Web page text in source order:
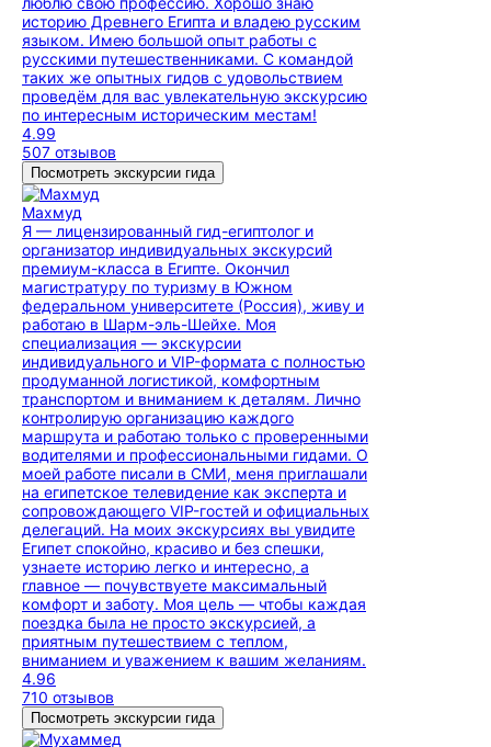
историю Древнего Египта и владею русским
языком. Имею большой опыт работы с
русскими путешественниками. С командой
таких же опытных гидов с удовольствием
проведём для вас увлекательную экскурсию
по интересным историческим местам!
4.99
507 отзывов
Посмотреть экскурсии гида
Махмуд
Я — лицензированный гид-египтолог и
организатор индивидуальных экскурсий
премиум-класса в Египте. Окончил
магистратуру по туризму в Южном
федеральном университете (Россия), живу и
работаю в Шарм-эль-Шейхе. Моя
специализация — экскурсии
индивидуального и VIP-формата с полностью
продуманной логистикой, комфортным
транспортом и вниманием к деталям. Лично
контролирую организацию каждого
маршрута и работаю только с проверенными
водителями и профессиональными гидами. О
моей работе писали в СМИ, меня приглашали
на египетское телевидение как эксперта и
сопровождающего VIP-гостей и официальных
делегаций. На моих экскурсиях вы увидите
Египет спокойно, красиво и без спешки,
узнаете историю легко и интересно, а
главное — почувствуете максимальный
комфорт и заботу. Моя цель — чтобы каждая
поездка была не просто экскурсией, а
приятным путешествием с теплом,
вниманием и уважением к вашим желаниям.
4.96
710 отзывов
Посмотреть экскурсии гида